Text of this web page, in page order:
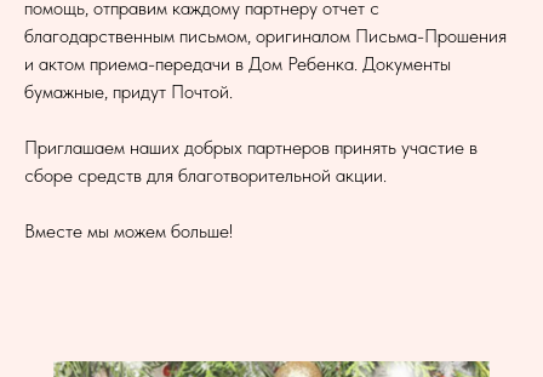
помощь, отправим каждому партнеру отчет с
благодарственным письмом, оригиналом Письма-Прошения
и актом приема-передачи в Дом Ребенка. Документы
бумажные, придут Почтой.
Приглашаем наших добрых партнеров принять участие в
сборе средств для благотворительной акции.
Вместе мы можем больше!